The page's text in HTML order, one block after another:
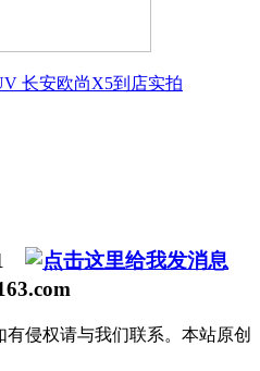
长安欧尚X5到店实拍
侵权请与我们联系。本站原创